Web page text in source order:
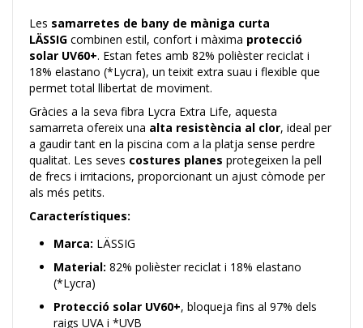
Les samarretes de bany de màniga curta
LÄSSIG combinen estil, confort i màxima protecció
solar UV60+. Estan fetes amb 82% polièster reciclat i
18% elastano (*Lycra), un teixit extra suau i flexible que
permet total llibertat de moviment.
Gràcies a la seva fibra Lycra Extra Life, aquesta
samarreta ofereix una alta resistència al clor, ideal per
a gaudir tant en la piscina com a la platja sense perdre
qualitat. Les seves costures planes protegeixen la pell
de frecs i irritacions, proporcionant un ajust còmode per
als més petits.
Característiques:
Marca: LÄSSIG
Material: 82% polièster reciclat i 18% elastano
(*Lycra)
Protecció solar UV60+, bloqueja fins al 97% dels
raigs UVA i *UVB